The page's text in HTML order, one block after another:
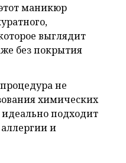
маникюр
выглядит
без покрытия
не
химических
подходит
и